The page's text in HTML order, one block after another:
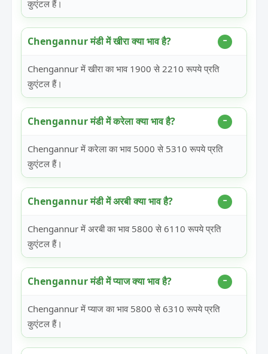
कुएंटल हैं।
Chengannur मंडी में खीरा क्या भाव है?
Chengannur में खीरा का भाव 1900 से 2210 रूपये प्रति
कुएंटल हैं।
Chengannur मंडी में करेला क्या भाव है?
Chengannur में करेला का भाव 5000 से 5310 रूपये प्रति
कुएंटल हैं।
Chengannur मंडी में अरबी क्या भाव है?
Chengannur में अरबी का भाव 5800 से 6110 रूपये प्रति
कुएंटल हैं।
Chengannur मंडी में प्याज क्या भाव है?
Chengannur में प्याज का भाव 5800 से 6310 रूपये प्रति
कुएंटल हैं।